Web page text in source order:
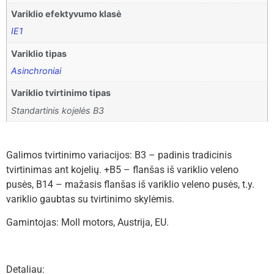
Variklio efektyvumo klasė
IE1
Variklio tipas
Asinchroniai
Variklio tvirtinimo tipas
Standartinis kojelės B3
Galimos tvirtinimo variacijos: B3 – padinis tradicinis
tvirtinimas ant kojelių. +B5 – flanšas iš variklio veleno
pusės, B14 – mažasis flanšas iš variklio veleno pusės, t.y.
variklio gaubtas su tvirtinimo skylėmis.
Gamintojas: Moll motors, Austrija, EU.
Detaliau: